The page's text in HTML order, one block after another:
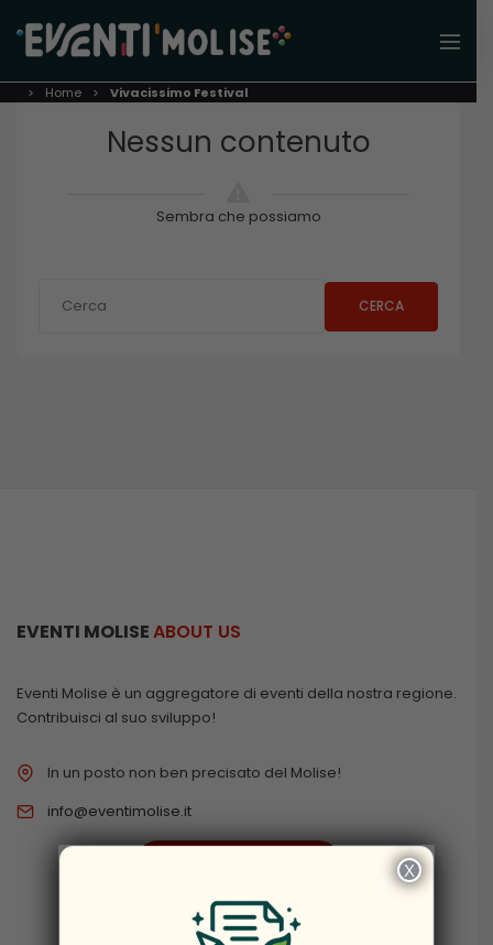
Home Vivacissimo Festival
Nessun contenuto
Sembra che possiamo
CERCA
EVENTI MOLISEABOUT US
Eventi Molise è un aggregatore di eventi della nostra regione.
Contribuisci al suo sviluppo!
In un posto non ben precisato del Molise!
info@eventimolise.it
DISCLAIMER
× X